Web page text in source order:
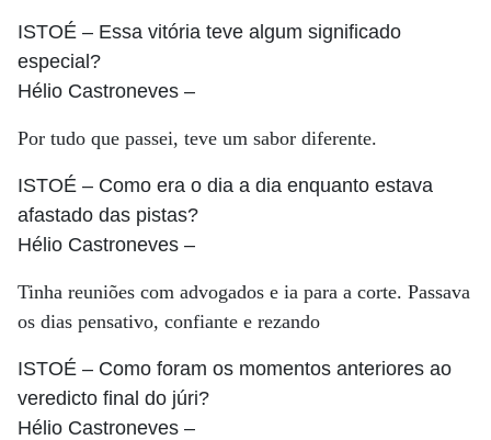
ISTOÉ – Essa vitória teve algum significado
especial?
Hélio Castroneves –
Por tudo que passei, teve um sabor diferente.
ISTOÉ – Como era o dia a dia enquanto estava
afastado das pistas?
Hélio Castroneves –
Tinha reuniões com advogados e ia para a corte. Passava
os dias pensativo, confiante e rezando
ISTOÉ – Como foram os momentos anteriores ao
veredicto final do júri?
Hélio Castroneves –